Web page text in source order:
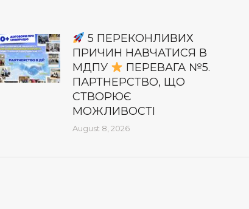
5 ПЕРЕКОНЛИВИХ
ПРИЧИН НАВЧАТИСЯ В
МДПУ
ПЕРЕВАГА №5.
ПАРТНЕРСТВО, ЩО
СТВОРЮЄ
МОЖЛИВОСТІ
August 8, 2026